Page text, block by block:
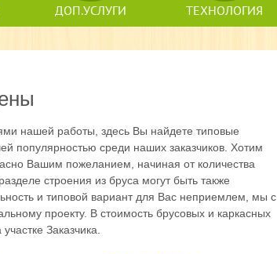
ДОП.УСЛУГИ ТЕХНОЛОГИЯ
нашей работы, здесь Вы найдете типовые
популярностью среди наших заказчиков. Хотим
Вашим пожеланием, начиная от количества
строения из бруса могут быть также
и типовой вариант для Вас неприемлем, мы с
проекту. В стоимость брусовых и каркасных
Заказчика.